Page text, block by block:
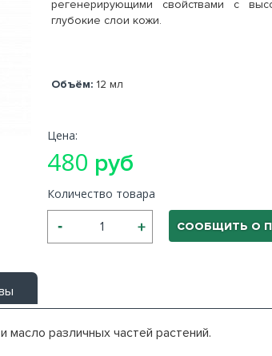
регенерирующими свойствами с
глубокие слои кожи.
Объём: 12 мл
Цена:
480 руб
Количество товара
СООБЩИТЬ О
различных частей растений.